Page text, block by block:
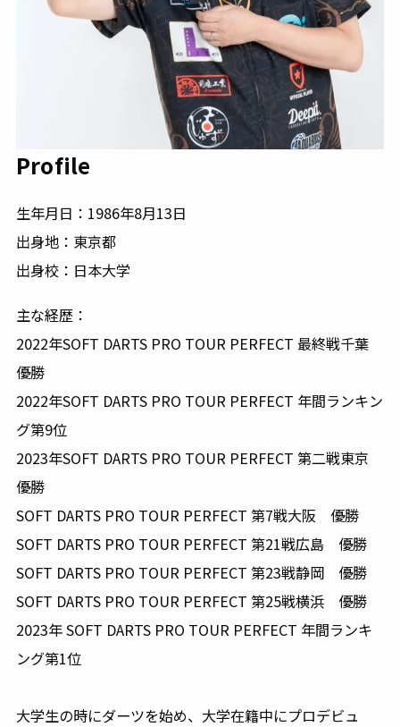
Profile
生年月日：1986年8月13日
出身地：東京都
出身校：日本大学
主な経歴：
2022年SOFT DARTS PRO TOUR PERFECT 最終戦千葉
優勝
2022年SOFT DARTS PRO TOUR PERFECT 年間ランキン
グ第9位
2023年SOFT DARTS PRO TOUR PERFECT 第二戦東京
優勝
SOFT DARTS PRO TOUR PERFECT 第7戦大阪 優勝
SOFT DARTS PRO TOUR PERFECT 第21戦広島 優勝
SOFT DARTS PRO TOUR PERFECT 第23戦静岡 優勝
SOFT DARTS PRO TOUR PERFECT 第25戦横浜 優勝
2023年 SOFT DARTS PRO TOUR PERFECT 年間ランキ
ング第1位
大学生の時にダーツを始め、大学在籍中にプロデビュ